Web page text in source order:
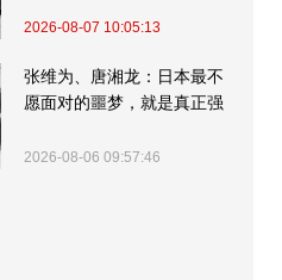
2026-08-07 10:05:13
张维为、唐湘龙：日本最不
愿面对的噩梦，就是真正强
2026-08-06 09:57:46